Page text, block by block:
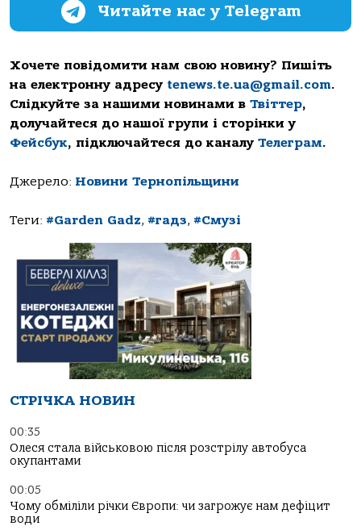
Читайте нас у Telegram
Хочете повідомити нам свою новину? Пишіть
на електронну адресу tenews.te.ua@gmail.com.
Слідкуйте за нашими новинами в Твіттер,
долучайтеся до нашої групи і сторінки у
Фейсбук, підключайтеся до каналу Телеграм.
Джерело: Новини Тернопільщини
Теги: #Garden Gadz, #гадз, #Смузі
СТРІЧКА НОВИН
00:35
Олеся стала військовою після розстрілу автобуса
окупантами
00:05
Чому обміліли річки Європи: чи загрожує нам дефіцит
води